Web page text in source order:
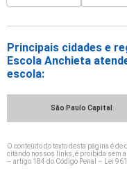
Principais cidades e
Escola Anchieta
escola:
São Paulo Capital
O conteúdo do texto desta página é
citando nossos links, é proibida sem a
– artigo 184 do Código Penal –
Lei